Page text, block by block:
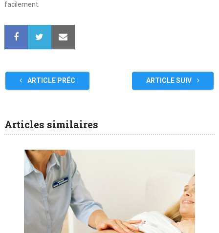
facilement.
ARTICLE PRÉC ARTICLE SUIV
Articles similaires